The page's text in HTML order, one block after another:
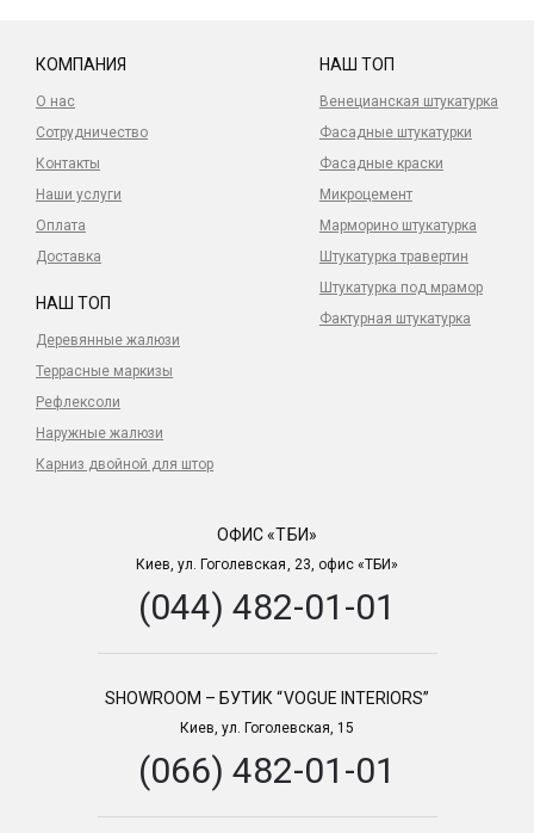
КОМПАНИЯ
О нас
Сотрудничество
Контакты
Наши услуги
Оплата
Доставка
НАШ ТОП
Венецианская штукатурка
Фасадные штукатурки
Фасадные краски
Микроцемент
Марморино штукатурка
Штукатурка травертин
Штукатурка под мрамор
Фактурная штукатурка
НАШ ТОП
Деревянные жалюзи
Террасные маркизы
Рефлексоли
Наружные жалюзи
Карниз двойной для штор
ОФИС «ТБИ»
Киев, ул. Гоголевская, 23, офис «ТБИ»
(044) 482-01-01
SHOWROOM – БУТИК “VOGUE INTERIORS”
Киев, ул. Гоголевская, 15
(066) 482-01-01